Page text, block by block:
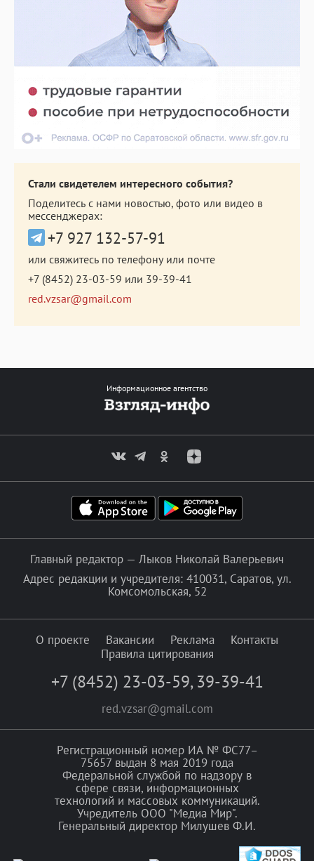
Стали свидетелем интересного события?
Поделитесь с нами новостью, фото или видео в
мессенджерах:
+7 927 132-57-91
или свяжитесь по телефону или почте
+7 (8452) 23-03-59 или 39-39-41
red.vzsar@gmail.com
Информационное агентство
Главный редактор — Лыков Николай Валерьевич
Адрес редакции и учредителя: 410031, Саратов, ул.
Комсомольская, 52
О проекте Вакансии Реклама
Контакты
Правила цитирования
+7 (8452) 23-03-59, 39-39-41
red.vzsar@gmail.com
Регистрационный номер ИА № ФС77–
75657 выдан 8 мая 2019 года
Федеральной службой по надзору в
сфере связи, информационных
технологий и массовых коммуникаций.
Учредитель ООО "Медиа Мир".
Генеральный директор Милушев Ф.И.